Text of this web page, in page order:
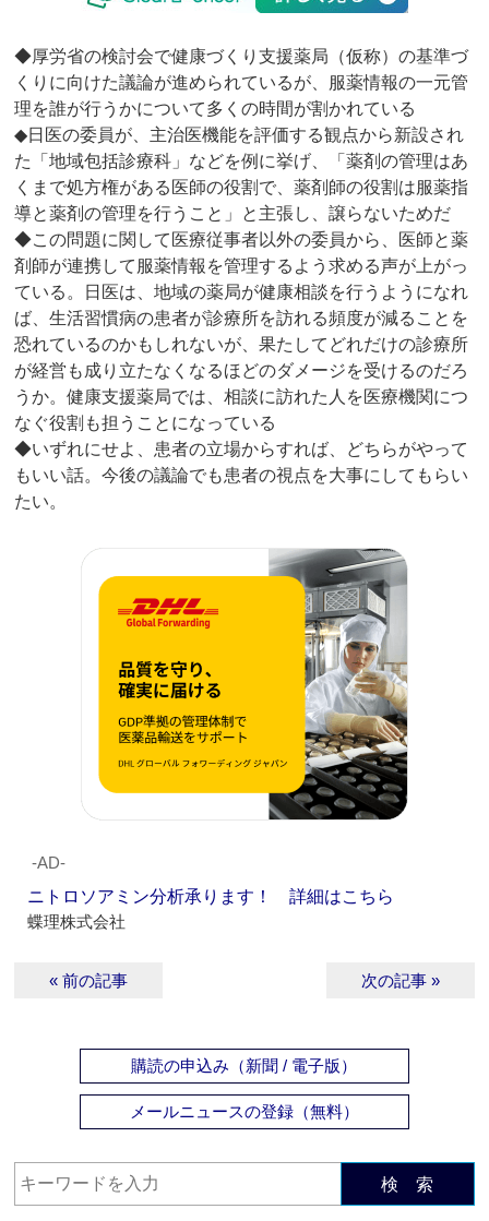
◆厚労省の検討会で健康づくり支援薬局（仮称）の基準づ
くりに向けた議論が進められているが、服薬情報の一元管
理を誰が行うかについて多くの時間が割かれている
◆日医の委員が、主治医機能を評価する観点から新設され
た「地域包括診療科」などを例に挙げ、「薬剤の管理はあ
くまで処方権がある医師の役割で、薬剤師の役割は服薬指
導と薬剤の管理を行うこと」と主張し、譲らないためだ
◆この問題に関して医療従事者以外の委員から、医師と薬
剤師が連携して服薬情報を管理するよう求める声が上がっ
ている。日医は、地域の薬局が健康相談を行うようになれ
ば、生活習慣病の患者が診療所を訪れる頻度が減ることを
恐れているのかもしれないが、果たしてどれだけの診療所
が経営も成り立たなくなるほどのダメージを受けるのだろ
うか。健康支援薬局では、相談に訪れた人を医療機関につ
なぐ役割も担うことになっている
◆いずれにせよ、患者の立場からすれば、どちらがやって
もいい話。今後の議論でも患者の視点を大事にしてもらい
たい。
‐AD‐
ニトロソアミン分析承ります！ 詳細はこちら
蝶理株式会社
« 前の記事 次の記事 »
購読の申込み（新聞 / 電子版）
メールニュースの登録（無料）
検 索